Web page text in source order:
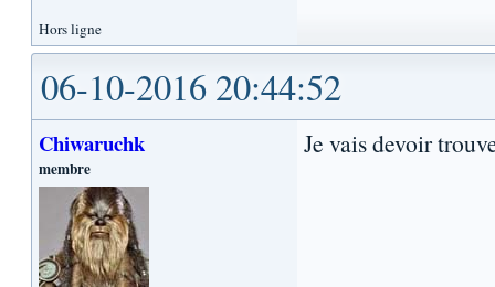
Hors ligne
06-10-2016 20:44:52
Chiwaruchk
membre
Je vais devoir